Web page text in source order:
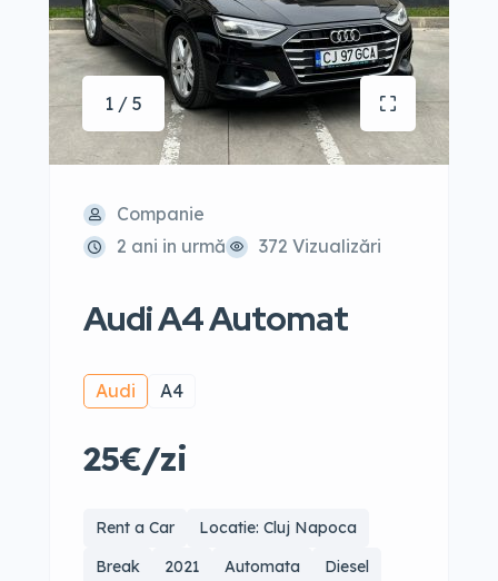
1 / 5
Companie
2 ani in urmă
372 Vizualizări
Audi A4 Automat
Audi A4
25€/zi
Rent a Car
Locatie: Cluj Napoca
Break
2021 Automata Diesel